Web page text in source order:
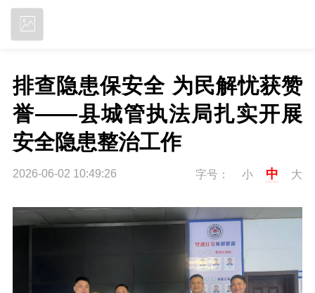
排查隐患保安全 为民解忧获赞
誉——县城管执法局扎实开展
安全隐患整治工作
2026-06-02 10:49:26 字号： 小 中 大